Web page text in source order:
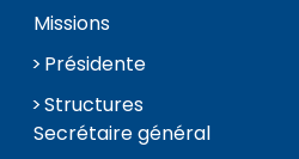
Missions
Présidente
Structures
Secrétaire général